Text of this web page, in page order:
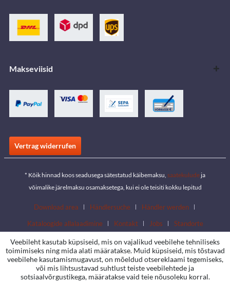
Makseviisid
Vertrag widerrufen
* Kõik hinnad koos seadusega sätestatud käibemaksu, saatekulude ja
võimalike järelmaksu osamaksetega, kui ei ole teisiti kokku lepitud
Download area Händlersuche
Händler werden
Kataloogide allalaadimine
Kontakt Jobs Standorte
Veebileht kasutab küpsiseid, mis on vajalikud veebilehe tehniliseks
toimimiseks ning mida alati määratakse. Muid küpsiseid, mis tõstavad
veebilehe kasutamismugavust, on mõeldud otsereklaami tegemiseks,
või mis lihtsustavad suhtlust teiste veebilehtede ja
sotsiaalvõrgustikega, määratakse vaid teie nõusoleku korral.